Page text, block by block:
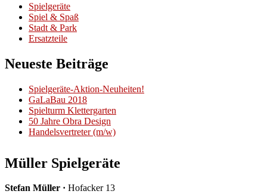
Spielgeräte
Spiel & Spaß
Stadt & Park
Ersatzteile
Neueste Beiträge
Spielgeräte-Aktion-Neuheiten!
GaLaBau 2018
Spielturm Klettergarten
50 Jahre Obra Design
Handelsvertreter (m/w)
Müller Spielgeräte
Stefan Müller · Hofacker 13